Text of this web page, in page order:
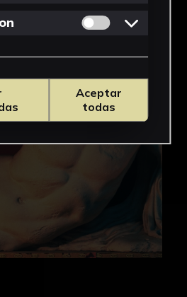
Permitir cookies
Aceptar
todas